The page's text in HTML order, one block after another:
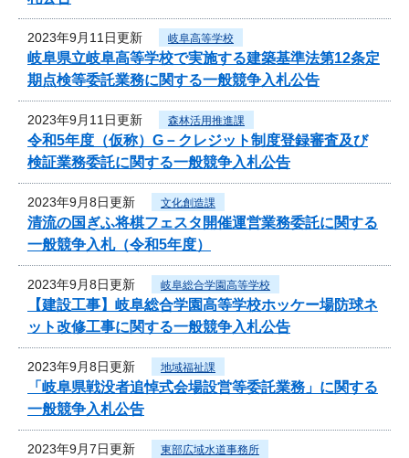
2023年9月11日更新 岐阜高等学校
岐阜県立岐阜高等学校で実施する建築基準法第12条定
期点検等委託業務に関する一般競争入札公告
2023年9月11日更新 森林活用推進課
令和5年度（仮称）G－クレジット制度登録審査及び
検証業務委託に関する一般競争入札公告
2023年9月8日更新 文化創造課
清流の国ぎふ将棋フェスタ開催運営業務委託に関する
一般競争入札（令和5年度）
2023年9月8日更新 岐阜総合学園高等学校
【建設工事】岐阜総合学園高等学校ホッケー場防球ネ
ット改修工事に関する一般競争入札公告
2023年9月8日更新 地域福祉課
「岐阜県戦没者追悼式会場設営等委託業務」に関する
一般競争入札公告
2023年9月7日更新 東部広域水道事務所